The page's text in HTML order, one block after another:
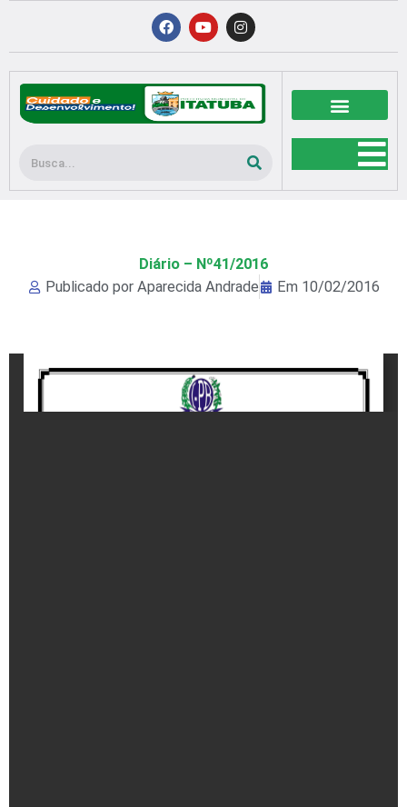
conteúdo
F
a
c
b
o
o
k
Y
o
u
u
b
e
I
n
s
a
g
r
a
Pesquisar
Diário – Nº41/2016
Publicado por Aparecida Andrade Em 10/02/2016